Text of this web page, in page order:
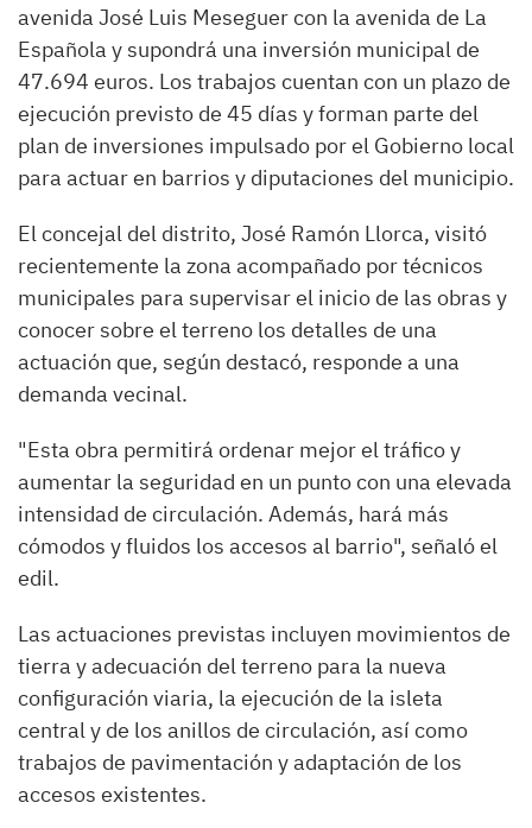
avenida José Luis Meseguer con la avenida de La
Española y supondrá una inversión municipal de
47.694 euros. Los trabajos cuentan con un plazo de
ejecución previsto de 45 días y forman parte del
plan de inversiones impulsado por el Gobierno local
para actuar en barrios y diputaciones del municipio.
El concejal del distrito, José Ramón Llorca, visitó
recientemente la zona acompañado por técnicos
municipales para supervisar el inicio de las obras y
conocer sobre el terreno los detalles de una
actuación que, según destacó, responde a una
demanda vecinal.
"Esta obra permitirá ordenar mejor el tráfico y
aumentar la seguridad en un punto con una elevada
intensidad de circulación. Además, hará más
cómodos y fluidos los accesos al barrio", señaló el
edil.
Las actuaciones previstas incluyen movimientos de
tierra y adecuación del terreno para la nueva
configuración viaria, la ejecución de la isleta
central y de los anillos de circulación, así como
trabajos de pavimentación y adaptación de los
accesos existentes.